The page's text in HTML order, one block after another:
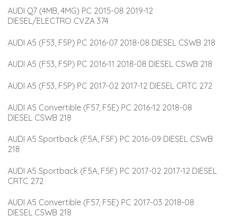
AUDI Q7 (4MB, 4MG) PC 2015-08 2019-12
DIESEL/ELECTRO CVZA 374
AUDI A5 (F53, F5P) PC 2016-07 2018-08 DIESEL CSWB 218
AUDI A5 (F53, F5P) PC 2016-11 2018-08 DIESEL CSWB 218
AUDI A5 (F53, F5P) PC 2017-02 2017-12 DIESEL CRTC 272
AUDI A5 Convertible (F57, F5E) PC 2016-12 2018-08
DIESEL CSWB 218
AUDI A5 Sportback (F5A, F5F) PC 2016-09 DIESEL CSWB
218
AUDI A5 Sportback (F5A, F5F) PC 2017-02 2017-12 DIESEL
CRTC 272
AUDI A5 Convertible (F57, F5E) PC 2017-03 2018-08
DIESEL CSWB 218